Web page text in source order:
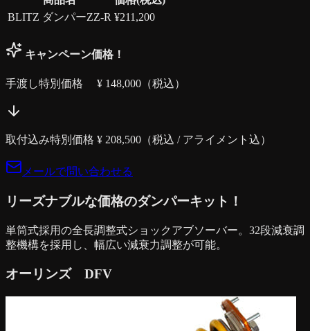
BLITZ ダンパーZZ-R ¥211,200
キャンペーン価格！
手渡し特別価格 ¥ 148,000 （税込）
取付込み特別価格 ¥ 208,500 （税込 / アライメント込）
メールで問い合わせる
リーズナブルな価格のダンパーキット！
単筒式採用の全長調整式ショックアブソーバー。32段減衰調
整機構を採用し、幅広い減衰力調整が可能。
オーリンズ DFV